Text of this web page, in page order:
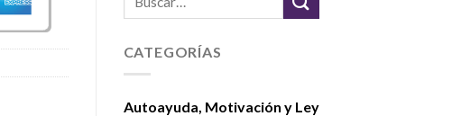
CATEGORÍAS
Autoayuda, Motivación y Ley